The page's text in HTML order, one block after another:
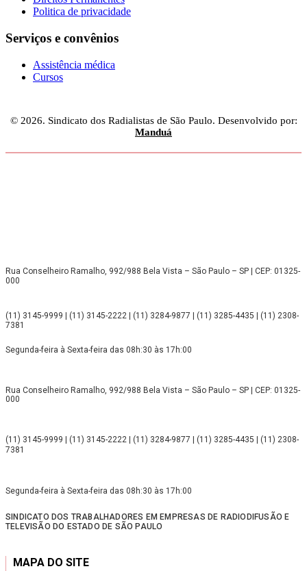
Politica de privacidade
Serviços e convênios
Assistência médica
Cursos
© 2026. Sindicato dos Radialistas de São Paulo. Desenvolvido por:
Manduá
Rua Conselheiro Ramalho, 992/988 Bela Vista – São Paulo – SP | CEP: 01325-
000
(11) 3145-9999 | (11) 3145-2222 | (11) 3284-9877 | (11) 3285-4435 | (11) 2308-
7381
Segunda-feira à Sexta-feira das 08h:30 às 17h:00
Rua Conselheiro Ramalho, 992/988 Bela Vista – São Paulo – SP | CEP: 01325-
000
(11) 3145-9999 | (11) 3145-2222 | (11) 3284-9877 | (11) 3285-4435 | (11) 2308-
7381
Segunda-feira à Sexta-feira das 08h:30 às 17h:00
SINDICATO DOS TRABALHADORES EM EMPRESAS DE RADIODIFUSÃO E
TELEVISÃO DO ESTADO DE SÃO PAULO
MAPA DO SITE